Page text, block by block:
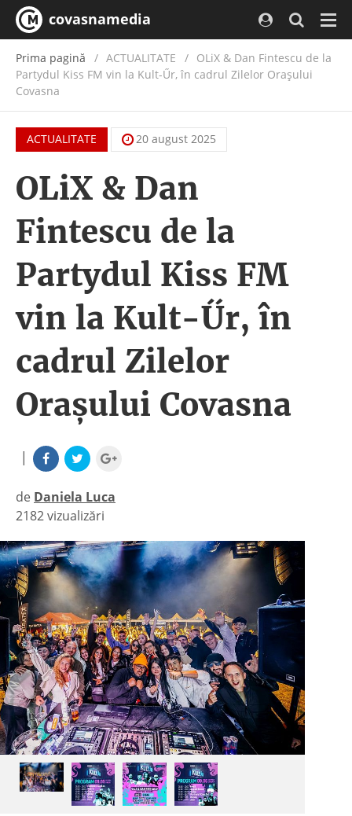
covasnamedia
Prima pagină ACTUALITATE / OLiX & Dan Fintescu de la
Partydul Kiss FM vin la Kult-Űr, în cadrul Zilelor Orașului
Covasna
ACTUALITATE 20 august 2025
OLiX & Dan
Fintescu de la
Partydul Kiss FM
vin la Kult-Űr, în
cadrul Zilelor
Orașului Covasna
|
de Daniela Luca
|
2182 vizualizări